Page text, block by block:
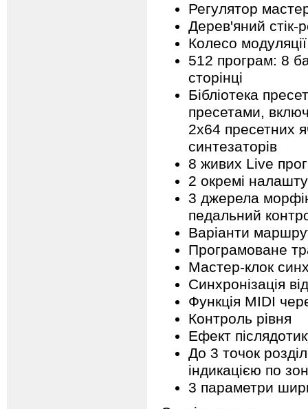
Регулятор
Дерев'яний стік-
Колесо модуляції
512 програм: 8
сторінці
Бібліотека
пресетами,
2x64 пресетних
синтезаторів
8 живих Live
2 окремі
3 джерела
педальний
Варіанти
Програмоване
Мастер-клок
Синхронізація
Функція MIDI
Контроль рівня
Ефект
До 3 точок
індикацією по
3 параметри